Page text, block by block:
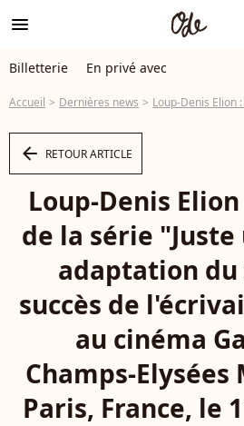
menu
Billetterie En privé avec
Accueil Dernières news Loup-Denis Elion : Fier
arrow_left RETOUR ARTICLE
Loup-Denis
de la série
adaptation du
succès de
au cinéma
Champs-Elysées
Paris, France, le